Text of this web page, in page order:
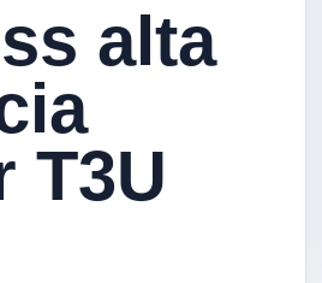
alta
T3U